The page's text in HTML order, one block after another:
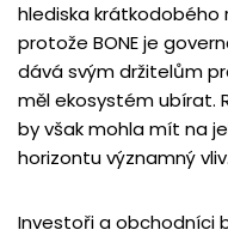
hlediska krátkodobého
protože BONE je
dává svým držitelům
měl ekosystém ubírat.
by však mohla mít na
horizontu významný vliv.
Investoři a obchodníci